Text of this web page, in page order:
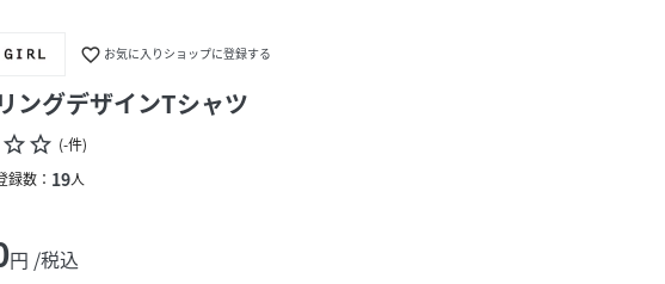
favorite_border お気に入りショップに登録する
ングデザインTシャツ
star_borderstar_border (-件)
録数： 19人
円 /税込